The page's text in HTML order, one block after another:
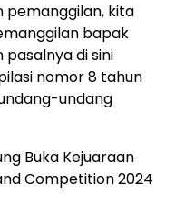
pemanggilan, kita
bapak
di sini
nomor 8 tahun
undang
Buka Kejuaraan
Competition 2024